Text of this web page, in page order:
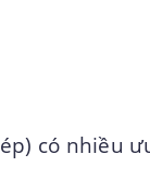
có nhiều